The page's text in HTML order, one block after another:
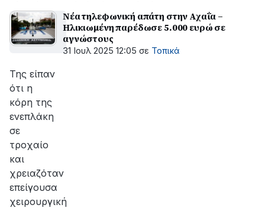
ΔΕΔΔΗΕ
για
την
της
βλάβης
Νέα τηλεφωνική απάτη στην Αχαΐα –
Ηλικιωμένη παρέδωσε 5.000 ευρώ σε
αγνώστους
31 Ιουλ 2025 12:05 σε Τοπικά
Της είπαν
ότι η
κόρη της
ενεπλάκη
σε
τροχαίο
και
χρειαζόταν
επείγουσα
χειρουργική